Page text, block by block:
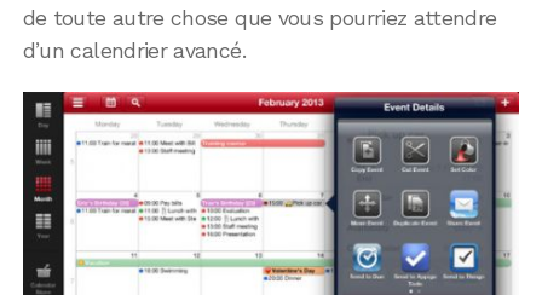
de toute autre chose que vous pourriez attendre
d’un calendrier avancé.